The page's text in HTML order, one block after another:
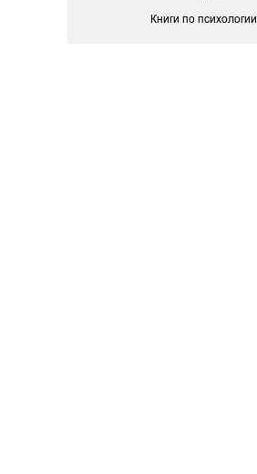
Книги по психологии